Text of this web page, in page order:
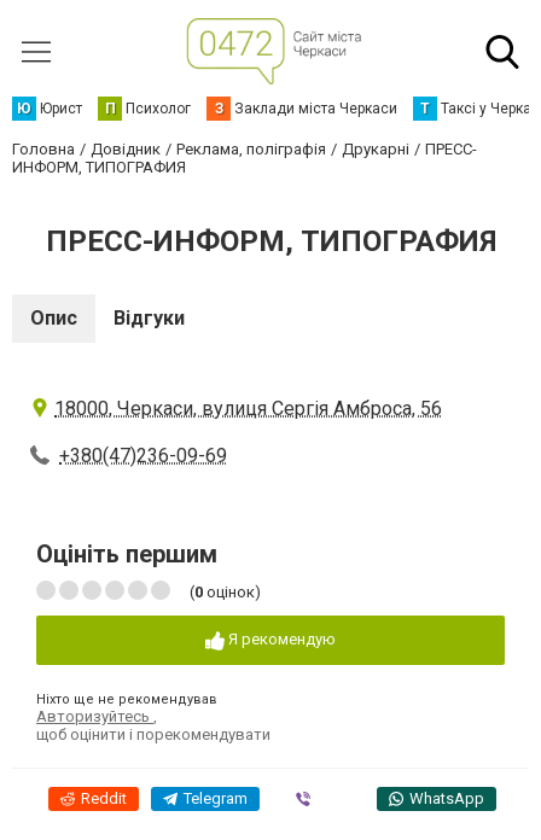
Ю Юрист П Психолог З Заклади міста Черкаси Т Таксі у
Головна Довідник Реклама, поліграфія Друкарні
ПРЕСС-
ИНФОРМ, ТИПОГРАФИЯ
ПРЕСС-ИНФОРМ, ТИПОГРАФИЯ
Опис Відгуки
18000, Черкаси, вулиця Сергія Амброса, 56
+380(47)236-09-69
Оцініть першим
(0 оцінок)
Я рекомендую
Ніхто ще не рекомендував
Авторизуйтесь
щоб оцінити і порекомендувати
Reddit Telegram WhatsApp